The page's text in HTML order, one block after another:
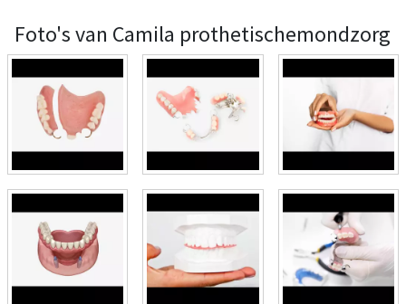
Foto's van Camila prothetischemondzorg